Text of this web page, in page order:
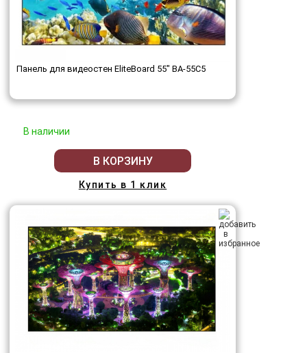
Панель для видеостен EliteBoard 55" BA-55C5
В наличии
В КОРЗИНУ
Купить в 1 клик